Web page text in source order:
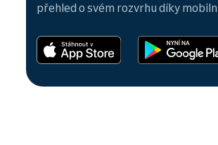
přehled o svém rozvrhu díky